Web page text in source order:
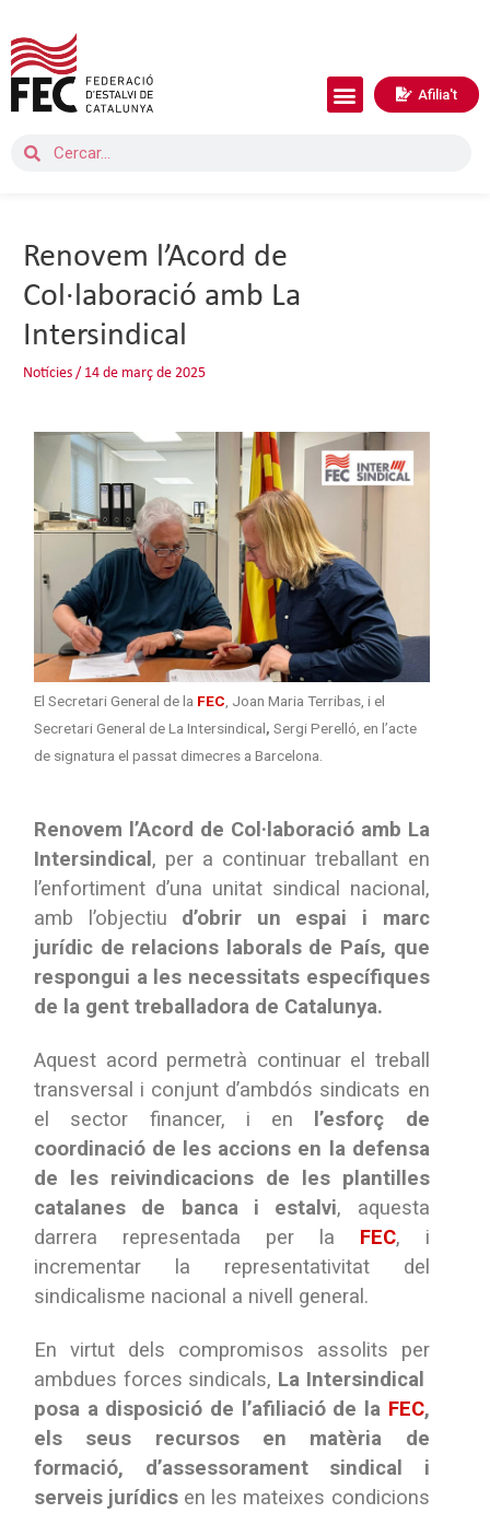
Afilia't
Renovem l’Acord de
Col·laboració amb La
Intersindical
Notícies / 14 de març de 2025
El Secretari General de la FEC, Joan Maria Terribas, i el
Secretari General de La Intersindical,Sergi Perelló, en l’acte
de signatura el passat dimecres a Barcelona.
Renovem l’Acord de Col·laboració amb La
Intersindical , per a continuar treballant en
l’enfortiment d’una unitat sindical nacional,
amb l’objectiu d’obrir un espai i marc
jurídic de relacions laborals de País, que
respongui a les necessitats específiques
de la gent treballadora de Catalunya.
Aquest acord permetrà continuar el treball
transversal i conjunt d’ambdós sindicats en
el sector financer, i en
l’esforç de
coordinació de les accions en la defensa
de les reivindicacions de les plantilles
catalanes de banca i estalvi, aquesta
darrera representada per la FEC, i
incrementar la representativitat del
sindicalisme nacional a nivell general.
En virtut dels compromisos assolits per
ambdues forces sindicals, La Intersindical
posa a disposició de l’afiliació de la FEC,
els seus recursos en matèria de
formació, d’assessorament sindical i
serveis jurídics en les mateixes condicions